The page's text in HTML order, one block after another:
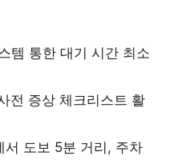
템 통한 대기 시간 최소
전 증상 체크리스트 활
도보 5분 거리, 주차